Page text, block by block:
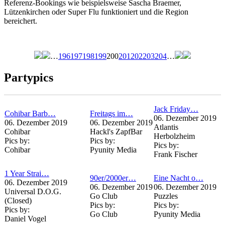
Referenz-Bookings wie beispielsweise Sascha Braemer,
Lützenkirchen oder Super Flu funktioniert und die Region
bereichert.
…196197198199200201 202203204…
Partypics
Cohibar Barb…
06. Dezember 2019
Cohibar
Pics by:
Cohibar
Freitags im…
06. Dezember 2019
Hackl's ZapfBar
Pics by:
Pyunity Media
Jack Friday…
06. Dezember 2019
Atlantis
Herbolzheim
Pics by:
Frank Fischer
1 Year Strai…
06. Dezember 2019
Universal D.O.G.
(Closed)
Pics by:
Daniel Vogel
90er/2000er…
06. Dezember 2019
Go Club
Pics by:
Go Club
Eine Nacht o…
06. Dezember 2019
Puzzles
Pics by:
Pyunity Media